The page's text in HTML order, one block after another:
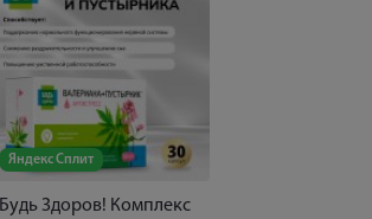
Яндекс Сплит
Будь Здоров! Комплекс